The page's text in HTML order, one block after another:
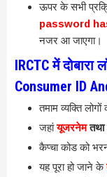
ऊपर के सभी
password
नजर आ जाएगा।
IRCTC में
Consumer ID
तमाम व्यक्ति
जहांयूजरनेमतथा
कैप्चा कोड को
यह पूरा हो जाने के